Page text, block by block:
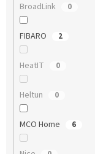
BroadLink 0
FIBARO 2
HeatIT 0
Heltun 0
MCO Home 6